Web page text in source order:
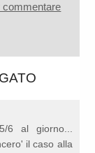
commentare
6 al giorno...
il caso alla